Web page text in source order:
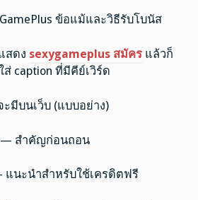
สดง sexygameplus สมัคร แล้วก็
caption ที่มีคีย์เวิร์ด
มีบนเว็บ (แบบอย่าง)
— สำคัญก่อนถอน
แนะนำสำหรับใช้เครดิตฟรี